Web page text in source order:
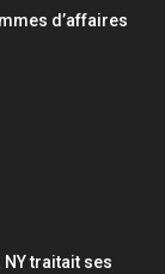
d’affaires
traitait ses